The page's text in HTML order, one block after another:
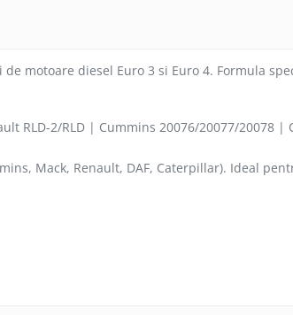
motoare diesel Euro 3 si Euro 4. Formula
RLD-2/RLD | Cummins 20076/20077/20078 |
Mack, Renault, DAF, Caterpillar). Ideal